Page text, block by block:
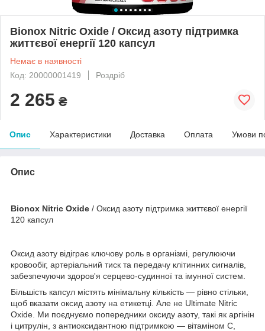
Bionox Nitric Oxide / Оксид азоту підтримка
життєвої енергії 120 капсул
Немає в наявності
Код: 20000001419
Роздріб
2 265 ₴
Опис Характеристики Доставка Оплата Умови
Опис
Bionox Nitric Oxide / Оксид азоту підтримка життєвої енергії
120 капсул
Оксид азоту відіграє ключову роль в організмі, регулюючи
кровообіг, артеріальний тиск та передачу клітинних сигналів,
забезпечуючи здоров'я серцево-судинної та імунної систем.
Більшість капсул містять мінімальну кількість — рівно стільки,
щоб вказати оксид азоту на етикетці. Але не Ultimate Nitric
Oxide. Ми поєднуємо попередники оксиду азоту, такі як аргінін
і цитрулін, з антиоксидантною підтримкою — вітаміном C,